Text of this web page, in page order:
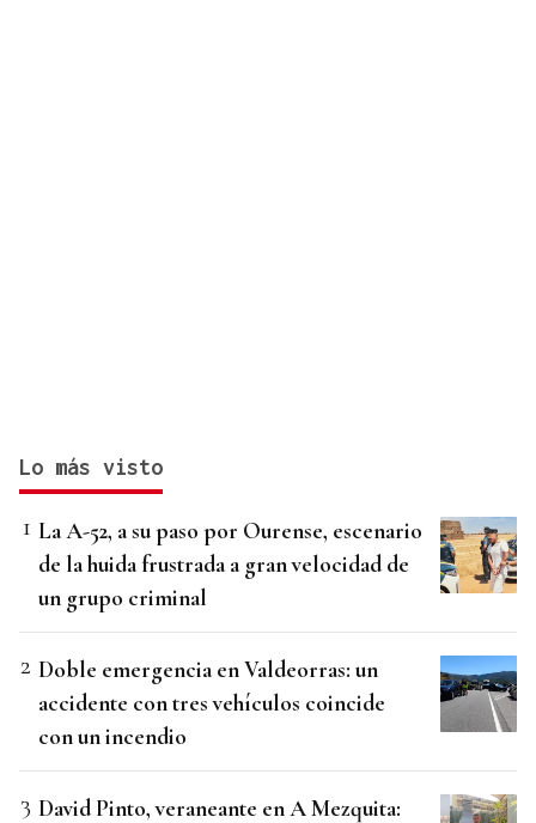
Lo más visto
La A-52, a su paso por Ourense, escenario
de la huida frustrada a gran velocidad de
un grupo criminal
Doble emergencia en Valdeorras: un
accidente con tres vehículos coincide
con un incendio
David Pinto, veraneante en A Mezquita: